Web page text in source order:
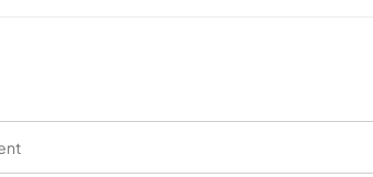
ถเล่นได้บนพื้นฐานที่ไม่เพียงพอ
การเล่นเกมนั้นเรียบง่ายเหมือนหน้าจอแนวนอน
ด้รับการเปลี่ยนเป็นเวอร์ชั่นมือถือสิ่งที่ฉันอยากจะพูด